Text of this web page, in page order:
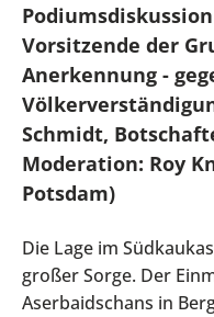
Vorsitzende der
Anerkennung -
Schmidt,
Moderation: Roy
Potsdam)
Die Lage im
großer Sorge. Der
Aserbaidschans in